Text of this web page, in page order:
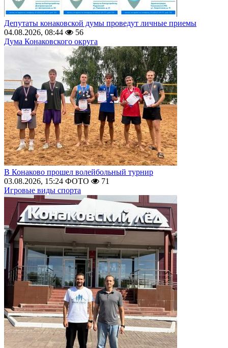
Депутаты конаковской думы проведут личные приемы
04.08.2026, 08:44
56
Дума Конаковского округа
В Конаково прошел волейбольный турнир
03.08.2026, 15:24 ФОТО
71
Игровые виды спорта